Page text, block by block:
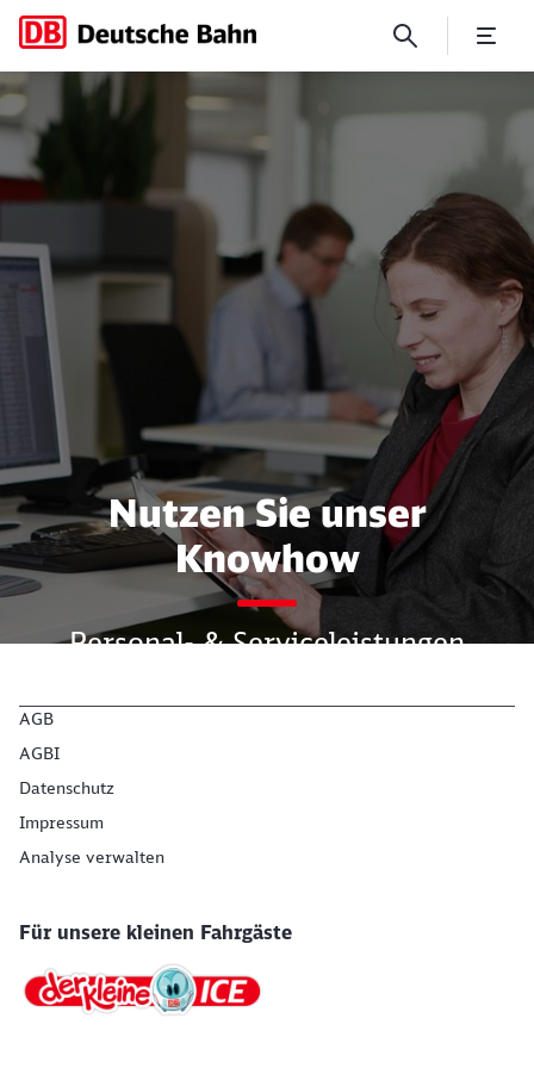
No Page Title
Nutzen Sie unser
Knowhow
Personal- & Serviceleistungen
Weiterlesen
AGB
AGBI
Datenschutz
Impressum
Analyse verwalten
Für unsere kleinen Fahrgäste
werden?
Abbrechen